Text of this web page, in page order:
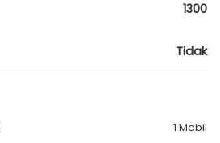
1300
Tidak
1 Mobil